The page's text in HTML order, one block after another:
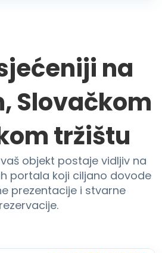
na
Slovačkom
tržištu
objekt postaje vidljiv na
portala koji ciljano dovode
prezentacije i stvarne
rezervacije.